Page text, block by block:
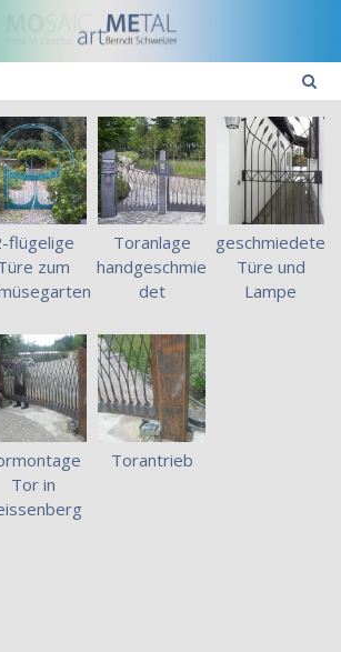
flügelige
zum
Toranlage
handgeschmie
det
geschmiedete
Türe und
Lampe
Tor in
Torantrieb